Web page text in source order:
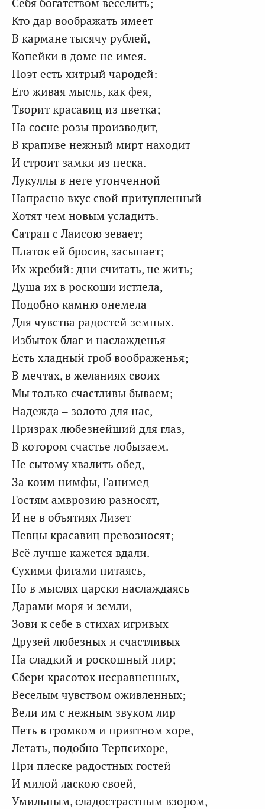
Кто дар воображать имеет
В кармане тысячу рублей,
Копейки в доме не имея.
Поэт есть хитрый чародей:
Его живая мысль, как фея,
Творит красавиц из цветка;
На сосне розы производит,
В крапиве нежный мирт находит
И строит замки из песка.
Лукуллы в неге утонченной
Напрасно вкус свой притупленный
Хотят чем новым усладить.
Сатрап с Лаисою зевает;
Платок ей бросив, засыпает;
Их жребий: дни считать, не жить;
Душа их в роскоши истлела,
Подобно камню онемела
Для чувства радостей земных.
Избыток благ и наслажденья
Есть хладный гроб воображенья;
В мечтах, в желаниях своих
Мы только счастливы бываем;
Надежда – золото для нас,
Призрак любезнейший для глаз,
В котором счастье лобызаем.
Не сытому хвалить обед,
За коим нимфы, Ганимед
Гостям амврозию разносят,
И не в объятиях Лизет
Певцы красавиц превозносят;
Всё лучше кажется вдали.
Сухими фигами питаясь,
Но в мыслях царски наслаждаясь
Дарами моря и земли,
Зови к себе в стихах игривых
Друзей любезных и счастливых
На сладкий и роскошный пир;
Сбери красоток несравненных,
Веселым чувством оживленных;
Вели им с нежным звуком лир
Петь в громком и приятном хоре,
Летать, подобно Терпсихоре,
При плеске радостных гостей
И милой ласкою своей,
Умильным, сладострастным взором,